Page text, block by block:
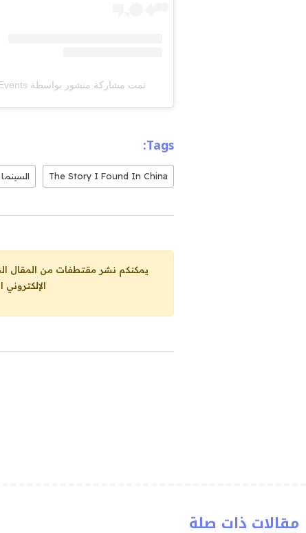
تمت مشاركة منشور بواسطة ‏‎News & Events البراق ميديا‎‏ (@‏‎alboraq_media‎‏)
Tags:
The Story I Found In China
يمكنكم نشر مقتطفات من المقال الحاضر، ما حده الاقصى 25% من مجموع
مقالات ذات صلة